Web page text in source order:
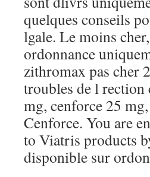
quelques conseils
lgale. Le moins
ordonnance
zithromax pas cher
troubles de l rection
mg, cenforce 25
Cenforce. You are
to Viatris products
disponible sur